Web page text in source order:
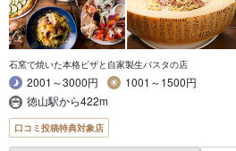
石窯で焼いた本格ピザと自家製生パスタの店
2001～3000円
1001～1500円
徳山駅から422m
口コミ投稿特典対象店